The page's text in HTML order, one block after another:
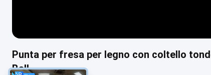
Punta per fresa per legno con coltello
Ball